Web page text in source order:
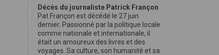
Décès du journaliste Patrick Françon
Pat Françon est décédé le 27 juin
dernier. Passionné par la politique locale
comme nationale et internationale, il
était un amoureux des livres et des
voyages. Sa culture, son humanité et sa